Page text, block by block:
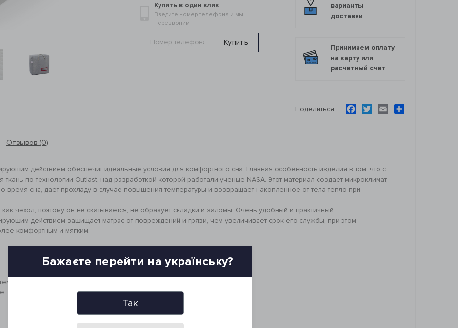
Купить в один клик
Введите номер телефона и мы
перезвоним
Купить
варианты
доставки
Принимаем оплату
на карту или
расчетный счет
Поделиться FacebookTwitterEmail
Отзывов (0)
действием обеспечит идеальные условия для комфортного сна. Главная особенность изделия в том, что с
по технологии Outlast, над разработкой которой работали ученые NASA. Этот материал создает микроклимат,
время сна, дает прохладу в случае повышения температуры и возвращает накопленное от тела тепло при
чехол, поэтому он не скатывается, не образует складки и заломы. Очень удобный и практичный.
действием защищает матрас от повреждений и грязи, чем увеличивает срок его службы, при этом
комфортным и мягким.
режиме (до 60°C)
Бажаєте перейти на українську?
Так